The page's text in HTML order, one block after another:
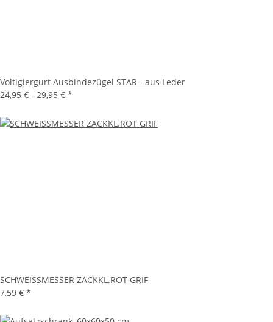
Voltigiergurt Ausbindezügel STAR - aus Leder
24,95 € - 29,95 € *
SCHWEISSMESSER ZACKKL.ROT GRIF
7,59 € *